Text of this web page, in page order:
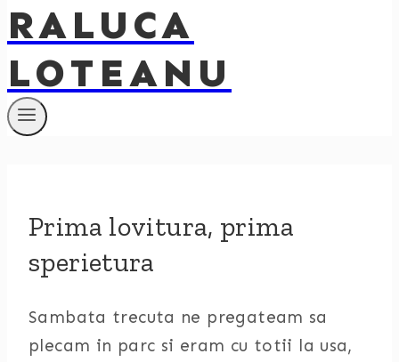
RALUCA
LOTEANU
Prima lovitura, prima
sperietura
Sambata trecuta ne pregateam sa
plecam in parc si eram cu totii la usa,